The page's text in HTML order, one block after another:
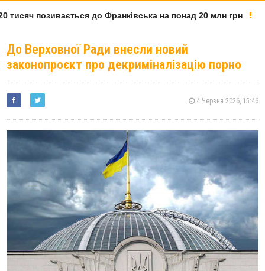
позивається до Франківська на понад 20 млн грн
До Верховної Ради внесли новий
законопроєкт про декриміналізацію порно
4 Червня 2026, 15:46